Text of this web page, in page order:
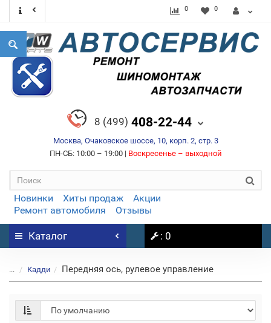
0 0
8 (499) 408-22-44
Москва, Очаковское шоссе, 10, корп. 2, стр. 3
ПН-СБ: 10:00 – 19:00 | Воскресенье – выходной
Новинки Хиты продаж
Акции
Ремонт автомобиля
Отзывы
Каталог : 0
... Кадди Передняя ось, рулевое управление